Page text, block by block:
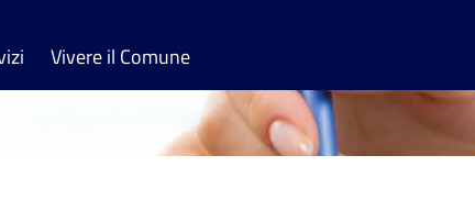
Vivere il Comune